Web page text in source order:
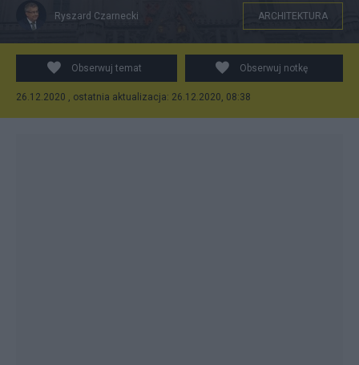
Katedra w Nantes
Ryszard Czarnecki ARCHITEKTURA
Obserwuj temat Obserwuj notkę
26.12.2020 , ostatnia aktualizacja: 26.12.2020, 08:38